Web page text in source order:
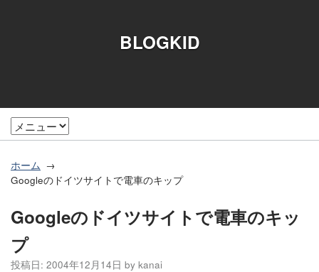
BLOGKID
ホーム
Googleのドイツサイトで電車のキップ
Googleのドイツサイトで電車のキッ
プ
投稿日: 2004年12月14日 by kanai